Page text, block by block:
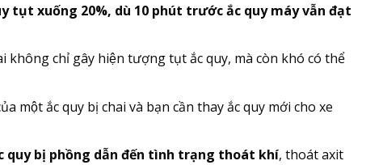
tụt xuống 20%, dù 10 phút trước ắc quy máy vẫn đạt
không chỉ gây hiện tượng tụt ắc quy, mà còn khó có thể
một ắc quy bị chai và bạn cần thay ắc quy mới cho xe
quy bị phồng dẫn đến tình trạng thoát khí, thoát axit